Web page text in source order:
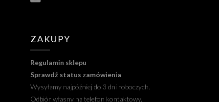
ZAKUPY
Regulamin sklepu
Sprawdź status zamówienia
Wysyłamy najpóźniej do 3 dni roboczych.
Odbiór własny na telefon kontaktowy.